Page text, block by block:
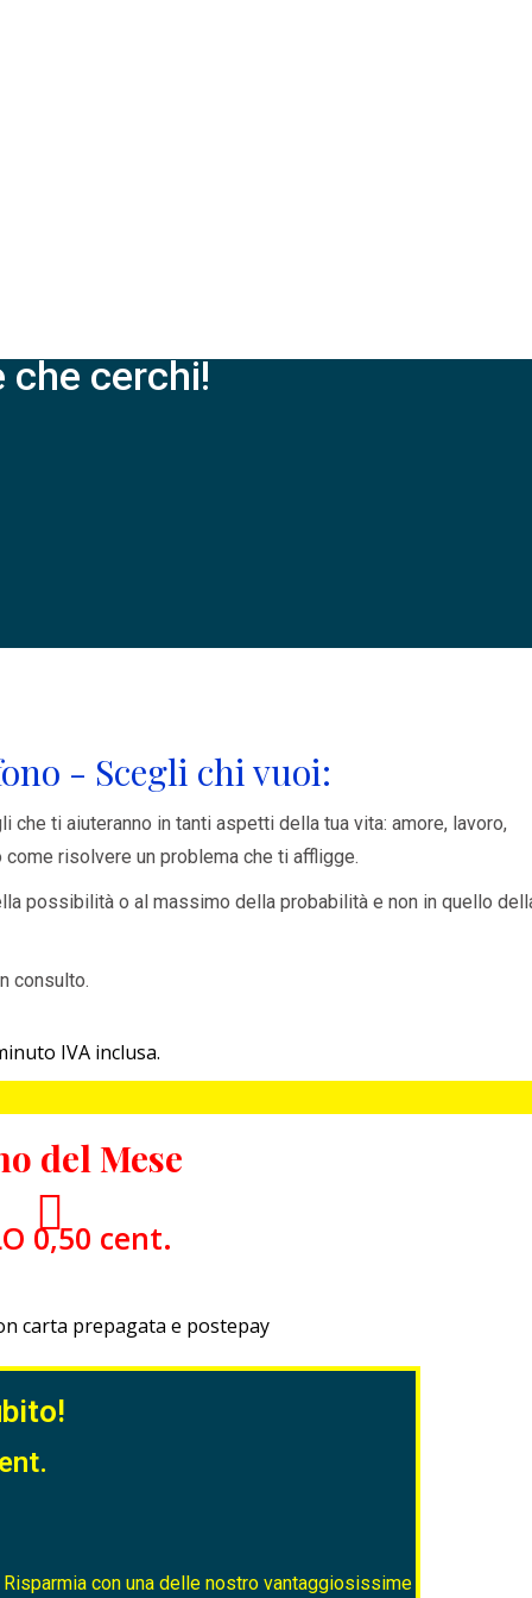
che cerchi!
- Scegli chi vuoi:
ti aiuteranno in tanti aspetti della tua vita: amore, lavoro,
risolvere un problema che ti affligge.
possibilità o al massimo della probabilità e non in quello
consulto.
IVA inclusa.
del Mese
0,50 cent.
carta prepagata e postepay
con una delle nostro vantaggiosissime